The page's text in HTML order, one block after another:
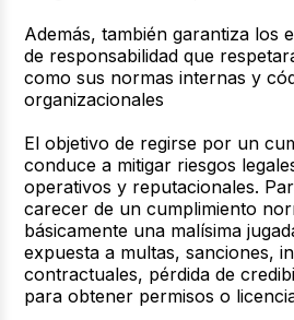
Además, también garantiza los
de responsabilidad que
como sus normas internas y
organizacionales
El objetivo de regirse por un
conduce a mitigar riesgos
operativos y reputacionales.
carecer de un cumplimiento
básicamente una malísima
expuesta a multas, sanciones,
contractuales, pérdida de
para obtener permisos o